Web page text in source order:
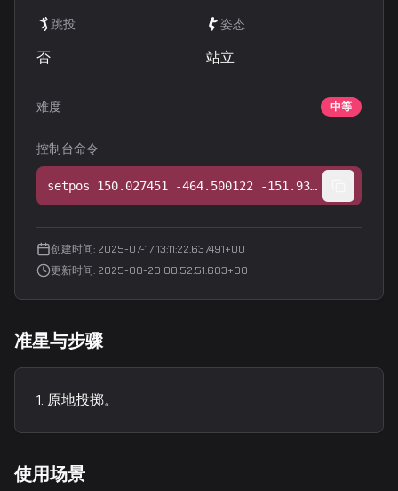
跳投
否
姿态
站立
难度 中等
控制台命令
setpos 150.027451 -464.500122 -151.932083;setang 2.667469 42.561531 0.000000
创建时间: 2025-07-17 13:11:22.637491+00
更新时间: 2025-08-20 08:52:51.603+00
准星与步骤
原地投掷。
使用场景